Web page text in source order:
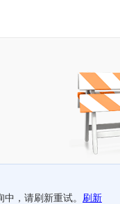
中，请刷新重试。 刷新